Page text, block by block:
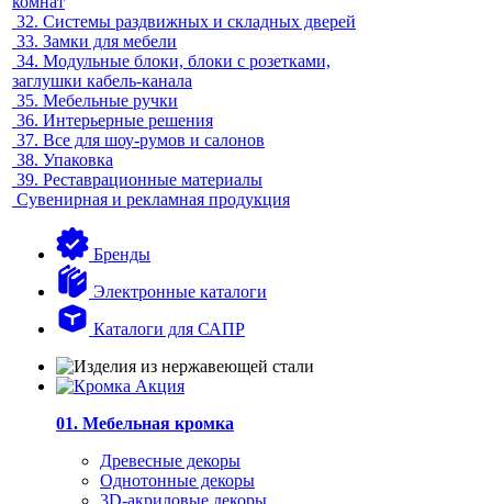
32. Системы раздвижных и складных дверей
33. Замки для мебели
34. Модульные блоки, блоки с розетками,
заглушки кабель-канала
35. Мебельные ручки
36. Интерьерные решения
37. Все для шоу-румов и салонов
38. Упаковка
39. Реставрационные материалы
Сувенирная и рекламная продукция
Бренды
Электронные каталоги
Каталоги для САПР
01. Мебельная кромка
Древесные декоры
Однотонные декоры
3D-акриловые декоры